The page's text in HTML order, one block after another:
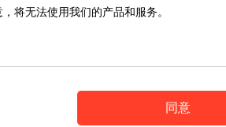
，将无法使用我们的产品和服务。
同意